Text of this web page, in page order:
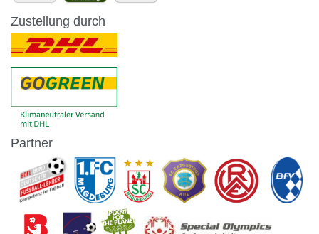
Zustellung durch
Partner